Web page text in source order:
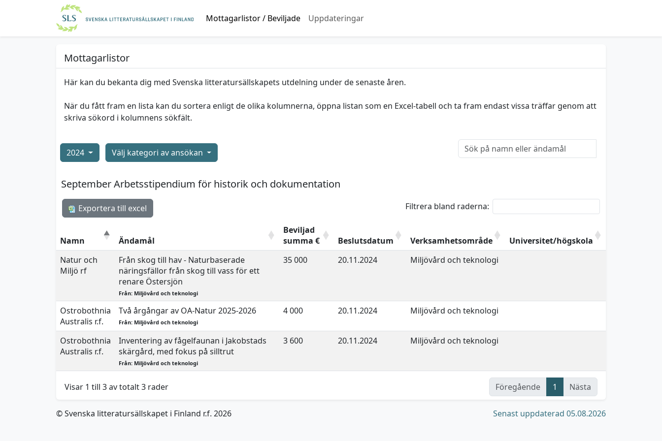
Mottagarlistor / Beviljade Uppdateringar
Mottagarlistor
Här kan du bekanta dig med Svenska litteratursällskapets utdelning under de senaste åren.
När du fått fram en lista kan du sortera enligt de olika kolumnerna, öppna listan som en Excel-tabell och ta fram endast vissa träffar genom att
skriva sökord i kolumnens sökfält.
2024 Välj kategori av ansökan
September Arbetsstipendium för historik och dokumentation
Exportera till excel Filtrera bland raderna:
Namn Ändamål
Beviljad
summa €
Beslutsdatum Verksamhetsområde
Universitet/högskola
Natur och
Miljö rf
Från skog till hav - Naturbaserade
näringsfällor från skog till vass för ett
renare Östersjön
Från: Miljövård och teknologi
35 000 20.11.2024 Miljövård och teknologi
Ostrobothnia
Australis r.f.
Två årgångar av OA-Natur 2025-2026
Från: Miljövård och teknologi
4 000 20.11.2024 Miljövård och teknologi
Ostrobothnia
Australis r.f.
Inventering av fågelfaunan i Jakobstads
skärgård, med fokus på silltrut
Från: Miljövård och teknologi
3 600 20.11.2024 Miljövård och teknologi
Visar 1 till 3 av totalt 3 rader Föregående 1 Nästa
© Svenska litteratursällskapet i Finland r.f. 2026 Senast uppdaterad 05.08.2026